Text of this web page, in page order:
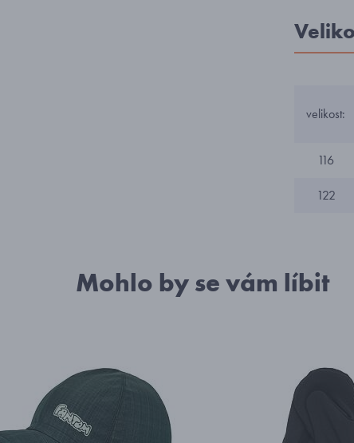
velikost:
116
122
Mohlo by se vám líbit